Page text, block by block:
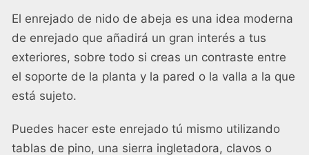
El enrejado de nido de abeja es una idea moderna
de enrejado que añadirá un gran interés a tus
exteriores, sobre todo si creas un contraste entre
el soporte de la planta y la pared o la valla a la que
está sujeto.
Puedes hacer este enrejado tú mismo utilizando
tablas de pino, una sierra ingletadora, clavos o